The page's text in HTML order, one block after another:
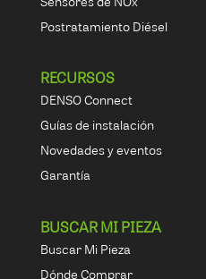
Postratamiento Diésel
RECURSOS
DENSO Connect
Guías de instalación
Novedades y eventos
Garantía
BUSCAR MI PIEZA
Buscar Mi Pieza
Dónde Comprar